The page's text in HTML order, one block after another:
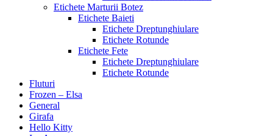
Etichete Marturii Botez
Etichete Baieti
Etichete Dreptunghiulare
Etichete Rotunde
Etichete Fete
Etichete Dreptunghiulare
Etichete Rotunde
Fluturi
Frozen – Elsa
General
Girafa
Hello Kitty